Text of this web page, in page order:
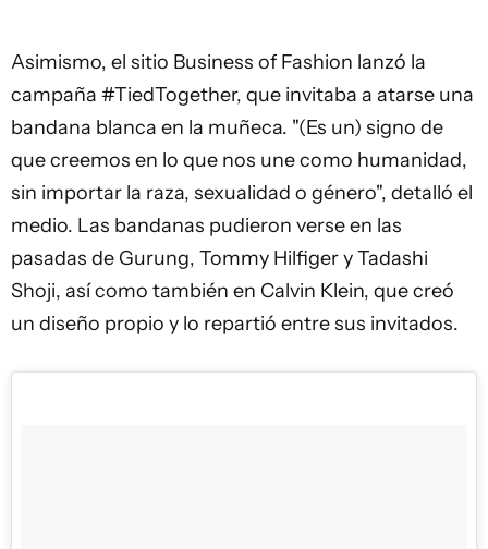
Asimismo, el sitio Business of Fashion lanzó la
campaña #TiedTogether, que invitaba a atarse una
bandana blanca en la muñeca. "(Es un) signo de
que creemos en lo que nos une como humanidad,
sin importar la raza, sexualidad o género", detalló el
medio. Las bandanas pudieron verse en las
pasadas de Gurung, Tommy Hilfiger y Tadashi
Shoji, así como también en Calvin Klein, que creó
un diseño propio y lo repartió entre sus invitados.